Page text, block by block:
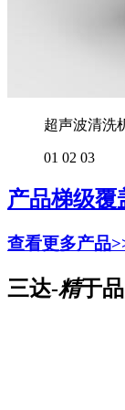
超声波清洗
01 02 03
产品梯级覆
查看更多产品
三达-精于品